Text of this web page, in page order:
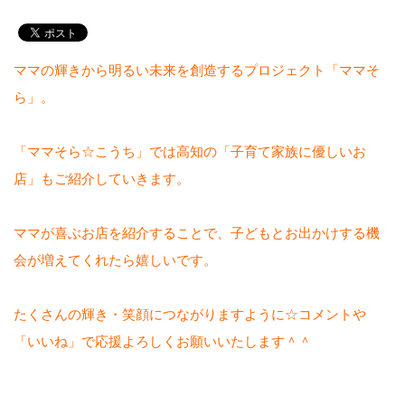
ママの輝きから明るい未来を創造するプロジェクト「ママそ
ら」。
「ママそら☆こうち」では高知の「子育て家族に優しいお
店」もご紹介していきます。
ママが喜ぶお店を紹介することで、子どもとお出かけする機
会が増えてくれたら嬉しいです。
たくさんの輝き・笑顔につながりますように☆コメントや
「いいね」で応援よろしくお願いいたします＾＾